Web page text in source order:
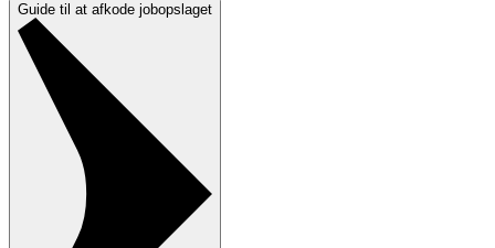
Guide til at afkode jobopslaget